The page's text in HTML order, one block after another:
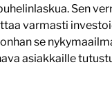
Sen
varmasti
se
asiakkaille